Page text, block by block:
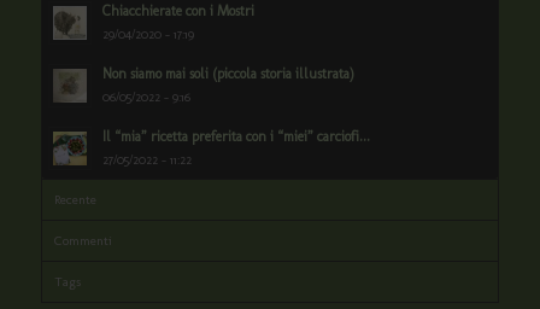
Chiacchierate con i Mostri
29/04/2020 - 17:19
Non siamo mai soli (piccola storia illustrata)
06/05/2022 - 9:16
Il “mia” ricetta preferita con i “miei” carciofi...
27/05/2022 - 11:22
Recente
Commenti
Tags